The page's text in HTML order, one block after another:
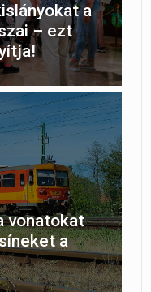
a
– ezt
vonatokat
a